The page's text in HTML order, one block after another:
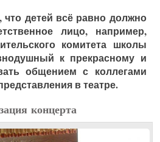
детей всё равно должно
лицо, например,
комитета школы
к прекрасному и
общением с коллегами
в театре.
концерта